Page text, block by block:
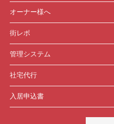
オーナー様へ
街レポ
管理システム
社宅代行
入居申込書